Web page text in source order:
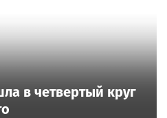
в четвертый круг